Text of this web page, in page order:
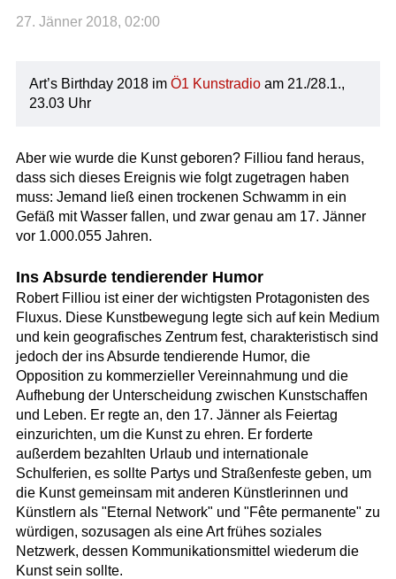
27. Jänner 2018, 02:00
Art’s Birthday 2018 im Ö1 Kunstradioam 21./28.1.,
23.03 Uhr
Aber wie wurde die Kunst geboren? Filliou fand heraus,
dass sich dieses Ereignis wie folgt zugetragen haben
muss: Jemand ließ einen trockenen Schwamm in ein
Gefäß mit Wasser fallen, und zwar genau am 17. Jänner
vor 1.000.055 Jahren.
Ins Absurde tendierender Humor
Robert Filliou ist einer der wichtigsten Protagonisten des
Fluxus. Diese Kunstbewegung legte sich auf kein Medium
und kein geografisches Zentrum fest, charakteristisch sind
jedoch der ins Absurde tendierende Humor, die
Opposition zu kommerzieller Vereinnahmung und die
Aufhebung der Unterscheidung zwischen Kunstschaffen
und Leben. Er regte an, den 17. Jänner als Feiertag
einzurichten, um die Kunst zu ehren. Er forderte
außerdem bezahlten Urlaub und internationale
Schulferien, es sollte Partys und Straßenfeste geben, um
die Kunst gemeinsam mit anderen Künstlerinnen und
Künstlern als "Eternal Network" und "Fête permanente" zu
würdigen, sozusagen als eine Art frühes soziales
Netzwerk, dessen Kommunikationsmittel wiederum die
Kunst sein sollte.